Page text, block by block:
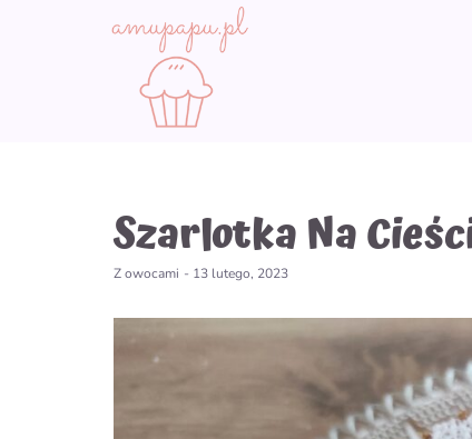
Szarlotka Na
Z owocami - 13 lutego, 2023